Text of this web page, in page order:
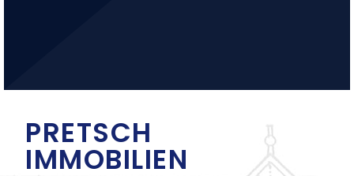
PRETSCH
IMMO­BILIEN